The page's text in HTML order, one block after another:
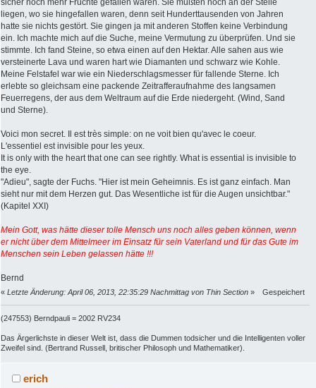
liegen, wo sie hingefallen waren, denn seit Hunderttausenden von Jahren
hatte sie nichts gestört. Sie gingen ja mit anderen Stoffen keine Verbindung
ein. Ich machte mich auf die Suche, meine Vermutung zu überprüfen. Und sie
stimmte. Ich fand Steine, so etwa einen auf den Hektar. Alle sahen aus wie
versteinerte Lava und waren hart wie Diamanten und schwarz wie Kohle.
Meine Felstafel war wie ein Niederschlagsmesser für fallende Sterne. Ich
erlebte so gleichsam eine packende Zeitrafferaufnahme des langsamen
Feuerregens, der aus dem Weltraum auf die Erde niedergeht. (Wind, Sand
und Sterne).
Voici mon secret. Il est très simple: on ne voit bien qu'avec le coeur.
L'essentiel est invisible pour les yeux.
It is only with the heart that one can see rightly. What is essential is invisible to
the eye.
"Adieu", sagte der Fuchs. "Hier ist mein Geheimnis. Es ist ganz einfach. Man
sieht nur mit dem Herzen gut. Das Wesentliche ist für die Augen unsichtbar."
(Kapitel XXI)
Mein Gott, was hätte dieser tolle Mensch uns noch alles geben können, wenn
er nicht über dem Mittelmeer im Einsatz für sein Vaterland und für das Gute im
Menschen sein Leben gelassen hätte !!!
Bernd
« Letzte Änderung: April 06, 2013, 22:35:29 Nachmittag von Thin Section » Gespeichert
(247553) Berndpauli = 2002 RV234
Das Ärgerlichste in dieser Welt ist, dass die Dummen todsicher und die Intelligenten voller
Zweifel sind. (Bertrand Russell, britischer Philosoph und Mathematiker).
erich